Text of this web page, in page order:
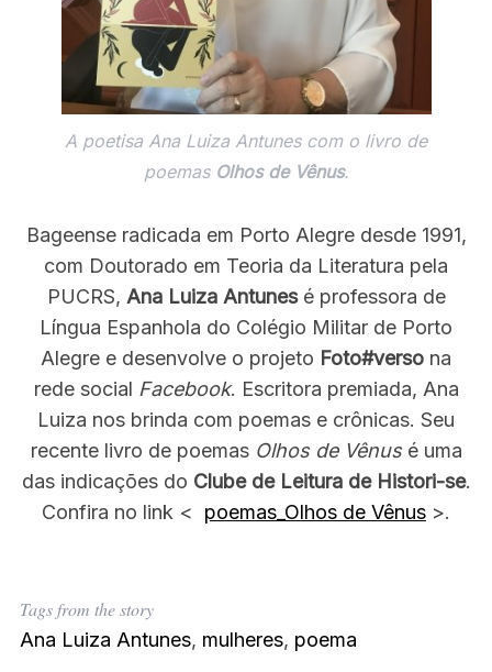
A poetisa Ana Luiza Antunes com o livro de
poemas Olhos de Vênus.
Bageense radicada em Porto Alegre desde 1991,
com Doutorado em Teoria da Literatura pela
PUCRS, Ana Luiza Antunesé professora de
Língua Espanhola do Colégio Militar de Porto
Alegre e desenvolve o projeto Foto#verso na
rede social Facebook. Escritora premiada, Ana
Luiza nos brinda com poemas e crônicas. Seu
recente livro de poemas Olhos de Vênusé uma
das indicações do Clube de Leitura de Histori-se.
Confira no link < poemas_Olhos de Vênus >.
Tags from the story
Ana Luiza Antunes, mulheres, poema
e
a
r
r